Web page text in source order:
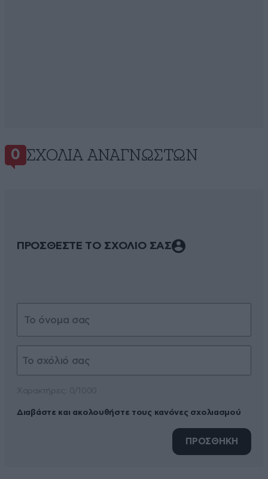
0 ΣΧΌΛΙΑ ΑΝΑΓΝΩΣΤΏΝ
ΠΡΟΣΘΕΣΤΕ ΤΟ ΣΧΟΛΙΟ ΣΑΣ
Διαβάστε και ακολουθήστε τους κανόνες σχολιασμού
ΠΡΟΣΘΗΚΗ